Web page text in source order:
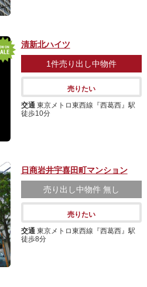
清新北ハイツ
1件売り出し中物件
売りたい
交通 東京メトロ東西線『西葛西』駅
徒歩10分
日商岩井宇喜田町マンション
売り出し中物件 無し
売りたい
交通 東京メトロ東西線『西葛西』駅
徒歩8分